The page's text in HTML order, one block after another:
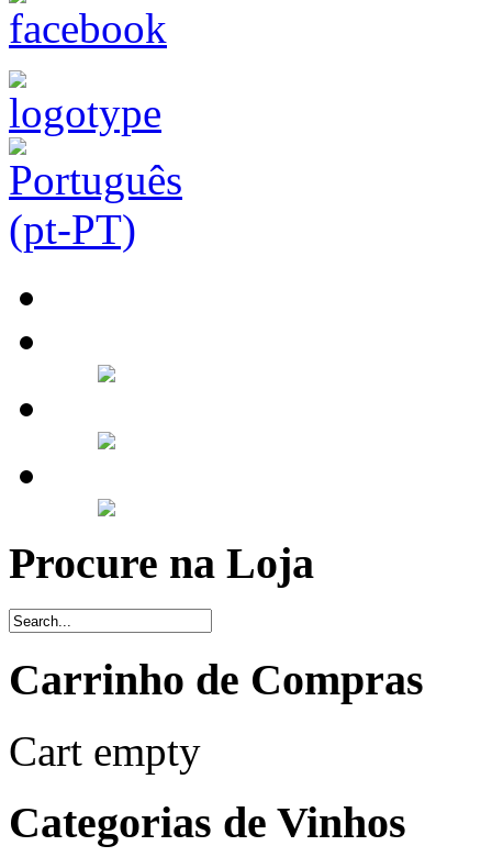
Procure na Loja
Carrinho de Compras
Cart empty
Categorias de Vinhos